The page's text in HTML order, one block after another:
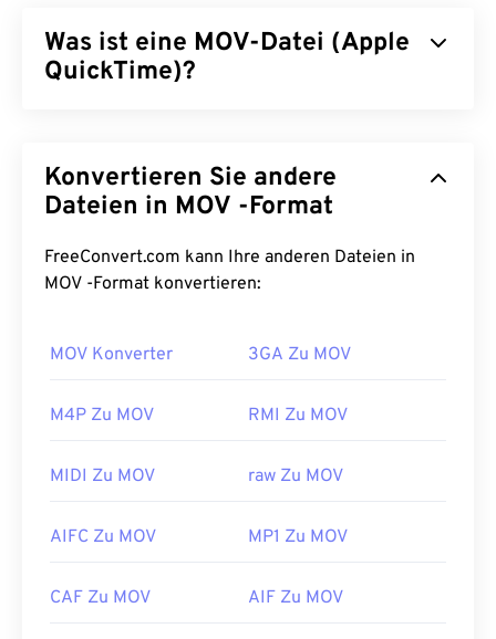
Was ist eine MOV-Datei (Apple
QuickTime)?
3D-undVirtual-Reality-Dateien (VR). Er eignet
sich besonders gut zum Speichern von
wichtigsten Merkmale ist die Speicherung von
Daten in Film-„Atomen“ und „Tracks“, die eine
oder älter können mit
dem Windows Media Player
jedoch nicht öffnen. Wenn sich eine MOV-Datei
den VLC Media Player
, der auf vielen Plattformen,
Konvertieren Sie andere
Dateien in MOV -Format
FreeConvert.com kann Ihre anderen Dateien in
MOV -Format konvertieren:
MOV Konverter 3GA Zu MOV
M4P Zu MOV RMI Zu MOV
MIDI Zu MOV raw Zu MOV
AIFC Zu MOV MP1 Zu MOV
CAF Zu MOV AIF Zu MOV